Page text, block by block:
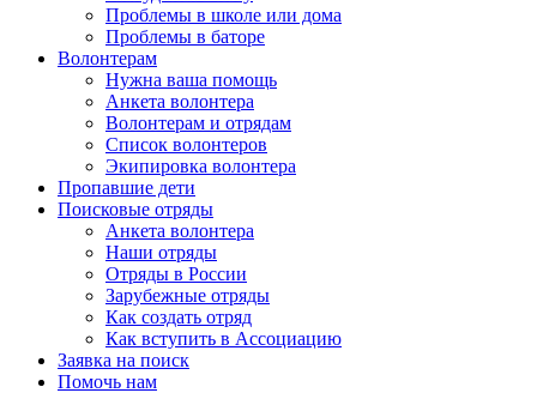
Проблемы в школе или дома
Проблемы в баторе
Волонтерам
Нужна ваша помощь
Анкета волонтера
Волонтерам и отрядам
Список волонтеров
Экипировка волонтера
Пропавшие дети
Поисковые отряды
Анкета волонтера
Наши отряды
Отряды в России
Зарубежные отряды
Как создать отряд
Как вступить в Ассоциацию
Заявка на поиск
Помочь нам